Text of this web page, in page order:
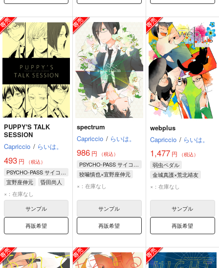
PUPPY'S TALK
SESSION
Capriccio / らいは。
493 円 （税込）
PSYCHO-PASS サイコパス
宜野座伸元
昏田尚人
佐々山光留
×：在庫なし
サンプル
再販希望
spectrum
Capriccio / らいは。
986 円 （税込）
PSYCHO-PASS サイコパス
狡噛慎也×宜野座伸元
狡噛慎也
×：在庫なし
サンプル
再販希望
webplus
Capriccio / らいは。
1,477円 （税込）
弱虫ペダル
金城真護×荒北靖友
金城真護
×：在庫なし
サンプル
再販希望